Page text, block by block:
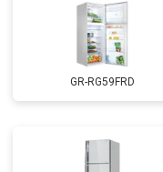
GR-RG59FRD